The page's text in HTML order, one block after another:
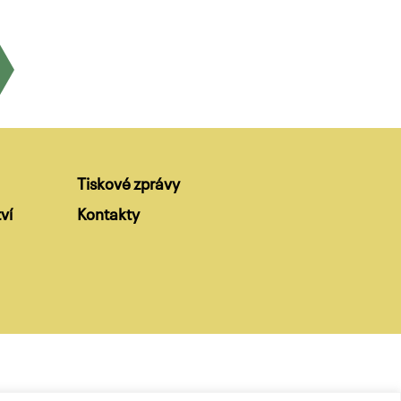
Tiskové zprávy
Kontakty